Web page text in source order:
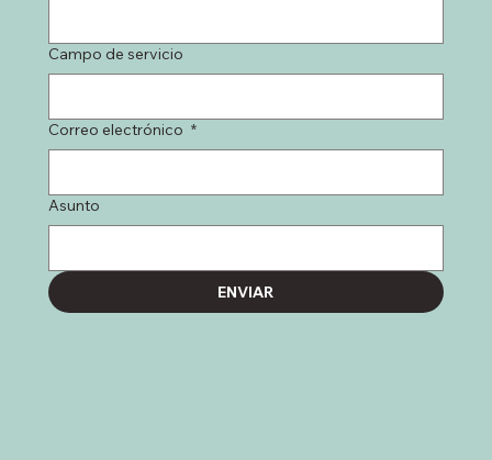
Campo de servicio
Correo electrónico *
Asunto
ENVIAR